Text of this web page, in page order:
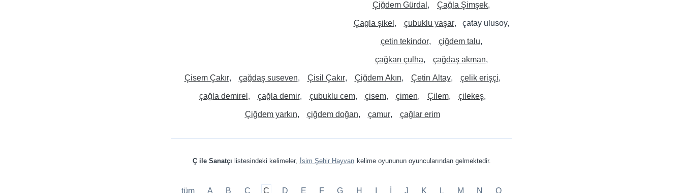
Çiğdem Gürdal Çağla Şimşek
Çagla şikel çubuklu yaşar çatay ulusoy
çetin tekindor çiğdem talu
çağkan çulha çağdaş akman
Çisem Çakır çağdaş suseven Çisil Çakır Çiğdem Akın Çetin Altay çelik erişçi
çağla demirel çağla demir çubuklu cem çisem çimen Çilem çilekeş
Çiğdem yarkın çiğdem doğan çamur çağlar erim
Ç ile Sanatçı listesindeki kelimeler, İsim Şehir Hayvan kelime oyununun oyuncularından gelmektedir.
tüm A B C Ç D E F G H J K L M N O